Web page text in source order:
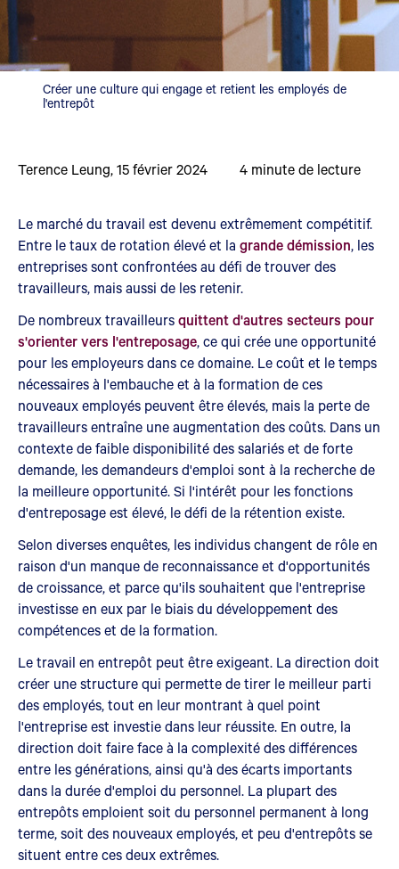
Créer une culture qui engage et retient les employés de
l'entrepôt
Terence Leung,15 février 2024 4 minute de lecture
Le marché du travail est devenu extrêmement compétitif.
Entre le taux de rotation élevé et la grande démission, les
entreprises sont confrontées au défi de trouver des
travailleurs, mais aussi de les retenir.
De nombreux travailleursquittent d'autres secteurs pour
s'orienter vers l'entreposage, ce qui crée une opportunité
pour les employeurs dans ce domaine. Le coût et le temps
nécessaires à l'embauche et à la formation de ces
nouveaux employés peuvent être élevés, mais la perte de
travailleurs entraîne une augmentation des coûts. Dans un
contexte de faible disponibilité des salariés et de forte
demande, les demandeurs d'emploi sont à la recherche de
la meilleure opportunité. Si l'intérêt pour les fonctions
d'entreposage est élevé, le défi de la rétention existe.
Selon diverses enquêtes, les individus changent de rôle en
raison d'un manque de reconnaissance et d'opportunités
de croissance, et parce qu'ils souhaitent que l'entreprise
investisse en eux par le biais du développement des
compétences et de la formation.
Le travail en entrepôt peut être exigeant. La direction doit
créer une structure qui permette de tirer le meilleur parti
des employés, tout en leur montrant à quel point
l'entreprise est investie dans leur réussite. En outre, la
direction doit faire face à la complexité des différences
entre les générations, ainsi qu'à des écarts importants
dans la durée d'emploi du personnel. La plupart des
entrepôts emploient soit du personnel permanent à long
terme, soit des nouveaux employés, et peu d'entrepôts se
situent entre ces deux extrêmes.